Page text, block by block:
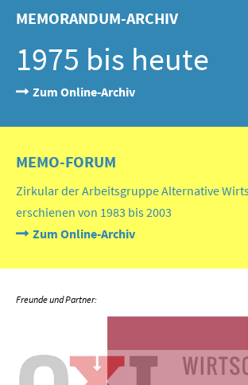
MEMORANDUM-ARCHIV
1975 bis heute
Zum Online-Archiv
MEMO-FORUM
Zirkular der Arbeitsgruppe Alternative
erschienen von 1983 bis 2003
Zum Online-Archiv